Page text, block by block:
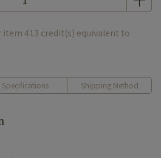
item 413 credit(s) equivalent to
Specifications Shipping Method